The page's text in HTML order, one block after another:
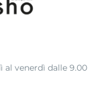
al venerdì dalle 9.00